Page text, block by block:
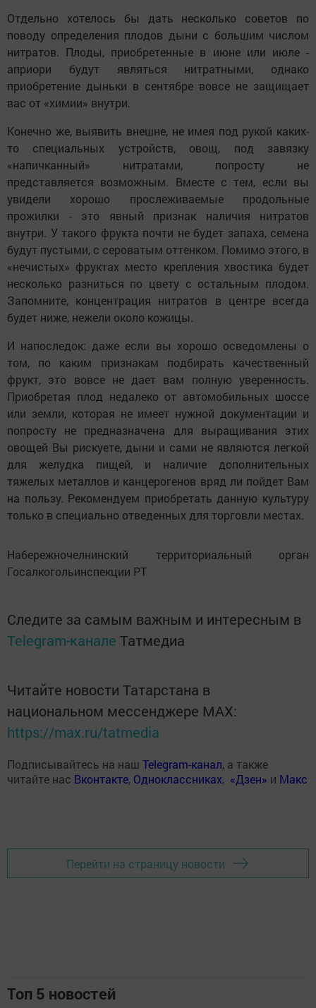
Отдельно хотелось бы дать несколько советов по
поводу определения плодов дыни с большим числом
нитратов. Плоды, приобретенные в июне или июле -
априори будут являться нитратными, однако
приобретение дыньки в сентябре вовсе не защищает
вас от «химии» внутри.
Конечно же, выявить внешне, не имея под рукой каких-
то специальных устройств, овощ, под завязку
«напичканный» нитратами, попросту не
представляется возможным. Вместе с тем, если вы
увидели хорошо прослеживаемые продольные
прожилки - это явный признак наличия нитратов
внутри. У такого фрукта почти не будет запаха, семена
будут пустыми, с сероватым оттенком. Помимо этого, в
«нечистых» фруктах место крепления хвостика будет
несколько разниться по цвету с остальным плодом.
Запомните, концентрация нитратов в центре всегда
будет ниже, нежели около кожицы.
И напоследок: даже если вы хорошо осведомлены о
том, по каким признакам подбирать качественный
фрукт, это вовсе не дает вам полную уверенность.
Приобретая плод недалеко от автомобильных шоссе
или земли, которая не имеет нужной документации и
попросту не предназначена для выращивания этих
овощей Вы рискуете, дыни и сами не являются легкой
для желудка пищей, и наличие дополнительных
тяжелых металлов и канцерогенов вряд ли пойдет Вам
на пользу. Рекомендуем приобретать данную культуру
только в специально отведенных для торговли местах.
Набережночелнинский территориальный орган
Госалкогольинспекции РТ
Следите за самым важным и интересным в
Telegram-канале Татмедиа
Читайте новости Татарстана в
национальном мессенджере MАХ:
https://max.ru/tatmedia
Подписывайтесь на наш Telegram-канал, а также
читайте нас Вконтакте, Одноклассниках, «Дзен» и Макс
Перейти на страницу новости
Топ 5 новостей